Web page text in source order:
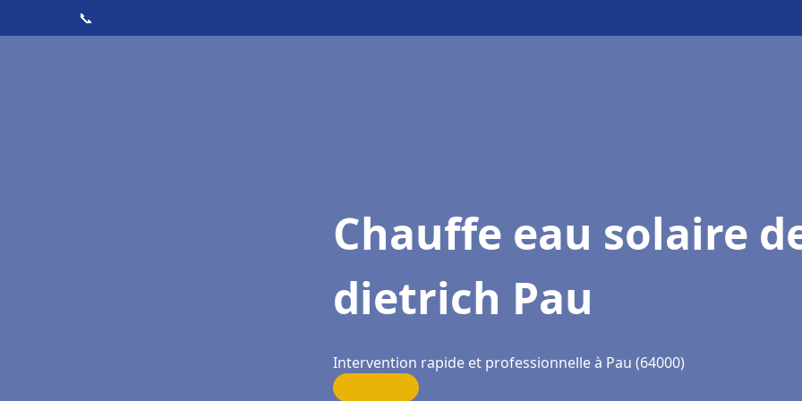
📞
Chauffe eau solaire
dietrich Pau
Intervention rapide et professionnelle à Pau (64000)